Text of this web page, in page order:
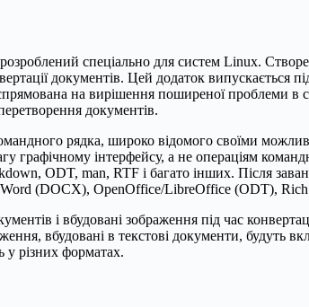
спеціально для систем Linux.
документів. Цей додаток випускається
на вирішення поширеної проблеми в
документів.
рядка, широко відомого своїми
графічному інтерфейсу, а не операціям
ODT, man, RTF і багато інших. Після
(DOCX), OpenOffice/LibreOffice (ODT),
і вбудовані зображення під час
вбудовані в текстові документи, будуть
у різних форматах.